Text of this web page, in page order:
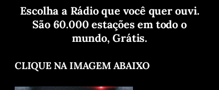
Escolha a Rádio que você quer ouvi.
São 60.000 estações em todo o
mundo, Grátis.
CLIQUE NA IMAGEM ABAIXO